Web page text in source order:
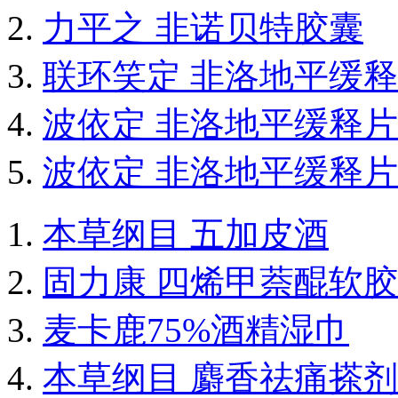
力平之 非诺贝特胶囊
联环笑定 非洛地平缓
波依定 非洛地平缓释片
波依定 非洛地平缓释片
本草纲目 五加皮酒
固力康 四烯甲萘醌软
麦卡鹿75%酒精湿巾
本草纲目 麝香祛痛搽剂